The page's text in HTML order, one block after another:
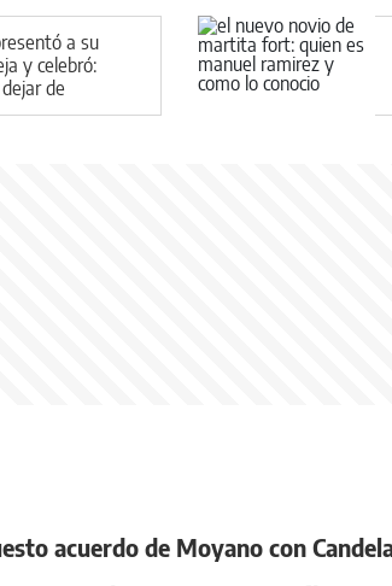
a su
y celebró:
de
acuerdo de Moyano con